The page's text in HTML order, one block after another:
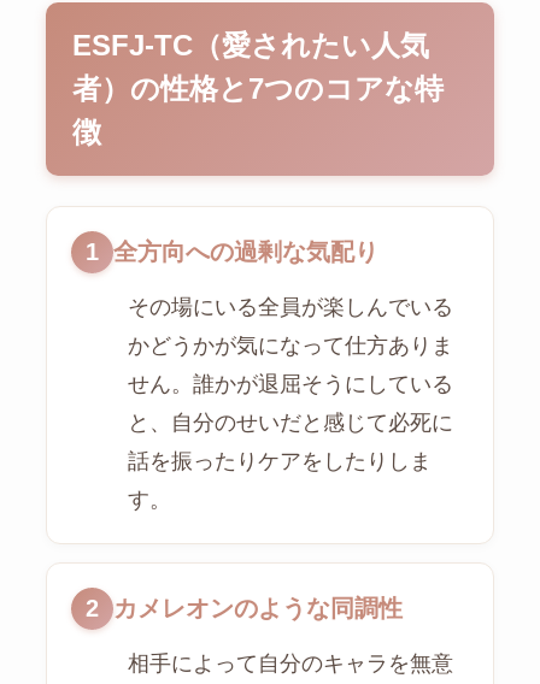
ESFJ-TC（愛されたい人気
者）の性格と7つのコアな特
徴
1 全方向への過剰な気配り
その場にいる全員が楽しんでいる
かどうかが気になって仕方ありま
せん。誰かが退屈そうにしている
と、自分のせいだと感じて必死に
話を振ったりケアをしたりしま
す。
2 カメレオンのような同調性
相手によって自分のキャラを無意